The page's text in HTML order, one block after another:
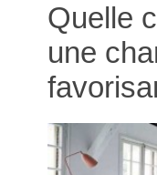
Quelle
une